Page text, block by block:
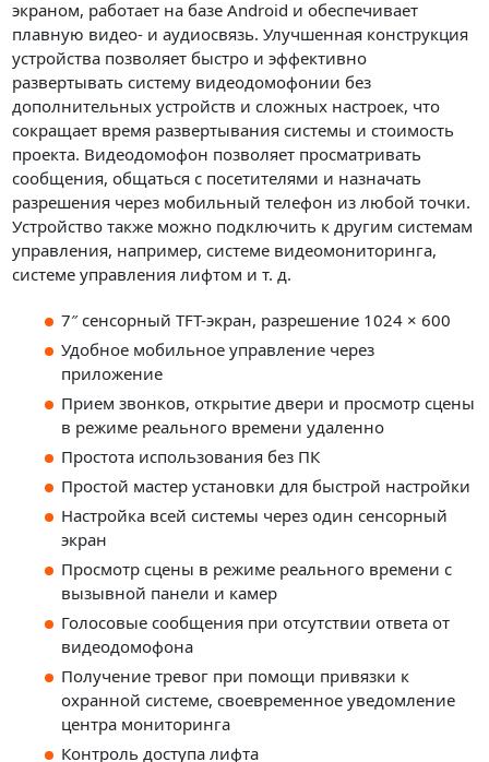
экраном, работает на базе Android и обеспечивает
плавную видео- и аудиосвязь. Улучшенная конструкция
устройства позволяет быстро и эффективно
развертывать систему видеодомофонии без
дополнительных устройств и сложных настроек, что
сокращает время развертывания системы и стоимость
проекта. Видеодомофон позволяет просматривать
сообщения, общаться с посетителями и назначать
разрешения через мобильный телефон из любой точки.
Устройство также можно подключить к другим системам
управления, например, системе видеомониторинга,
системе управления лифтом и т. д.
7″ сенсорный TFT-экран, разрешение 1024 × 600
Удобное мобильное управление через
приложение
Прием звонков, открытие двери и просмотр сцены
в режиме реального времени удаленно
Простота использования без ПК
Простой мастер установки для быстрой настройки
Настройка всей системы через один сенсорный
экран
Просмотр сцены в режиме реального времени с
вызывной панели и камер
Голосовые сообщения при отсутствии ответа от
видеодомофона
Получение тревог при помощи привязки к
охранной системе, своевременное уведомление
центра мониторинга
Контроль доступа лифта